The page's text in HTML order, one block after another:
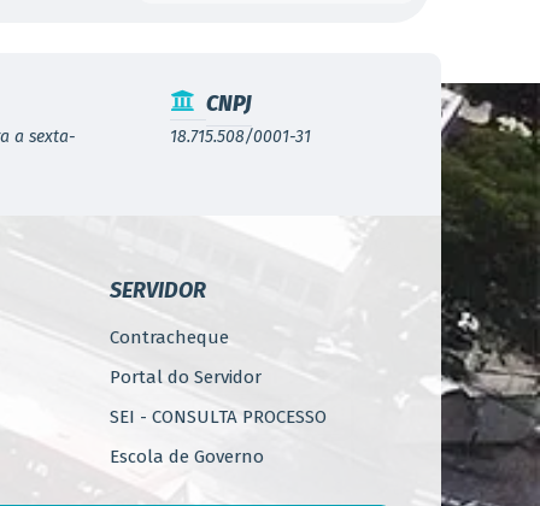
a sexta-
CNPJ
18.715.508/0001-31
SERVIDOR
Contracheque
Portal do Servidor
SEI - CONSULTA PROCESSO
Escola de Governo
WebMail